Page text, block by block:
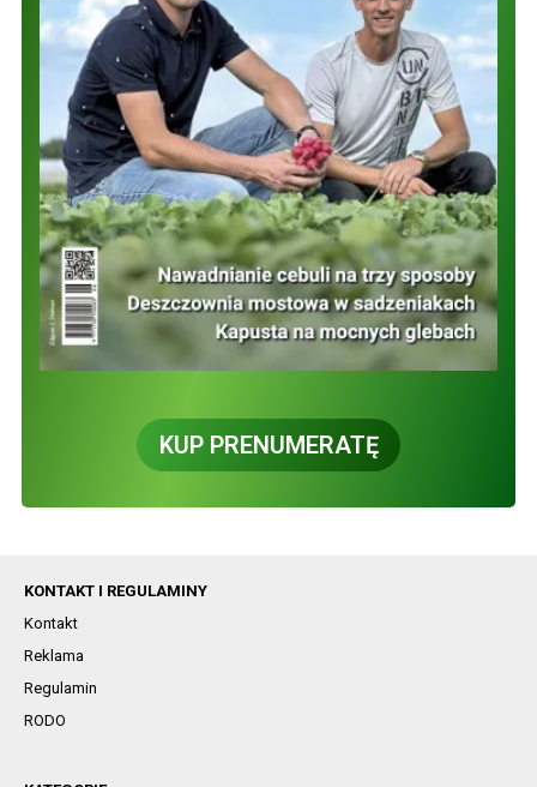
KUP PRENUMERATĘ
KONTAKT I REGULAMINY
Kontakt
Reklama
Regulamin
RODO